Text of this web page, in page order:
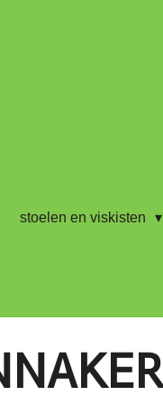
stoelen en viskisten